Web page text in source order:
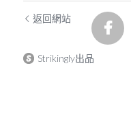
返回網站
Strikingly出品